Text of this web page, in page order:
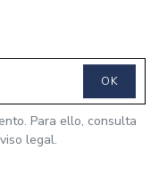
OK
Para ello, consulta
legal.